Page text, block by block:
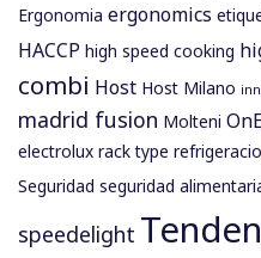
Ergonomia ergonomics
HACCP high speed cooking
combi Host Host Milano
madrid fusion Molteni OnE
electrolux rack type
Seguridad seguridad
speedelight